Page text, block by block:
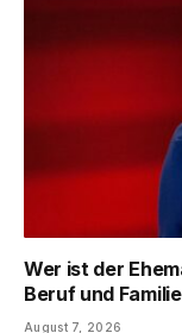
Wer ist der
Beruf und Familie
August 7, 2026